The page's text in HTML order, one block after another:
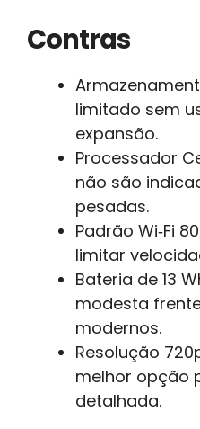
Contras
limitado sem
expansão.
Processador
não são
pesadas.
Padrão Wi‑Fi
limitar
Bateria de 13
modesta
modernos.
Resolução
melhor opção
detalhada.